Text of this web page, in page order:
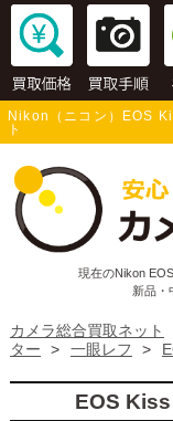
Nikon（ニコン）EOS
ト
現在のNikon
新品・
カメラ総合買取ネット
ター
> 一眼レフ >
EOS